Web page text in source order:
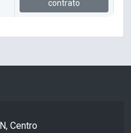
contrato
Centro